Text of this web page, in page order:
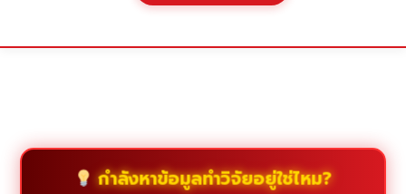
กำลังหาข้อมูลทำวิจัยอยู่ใช่ไหม?